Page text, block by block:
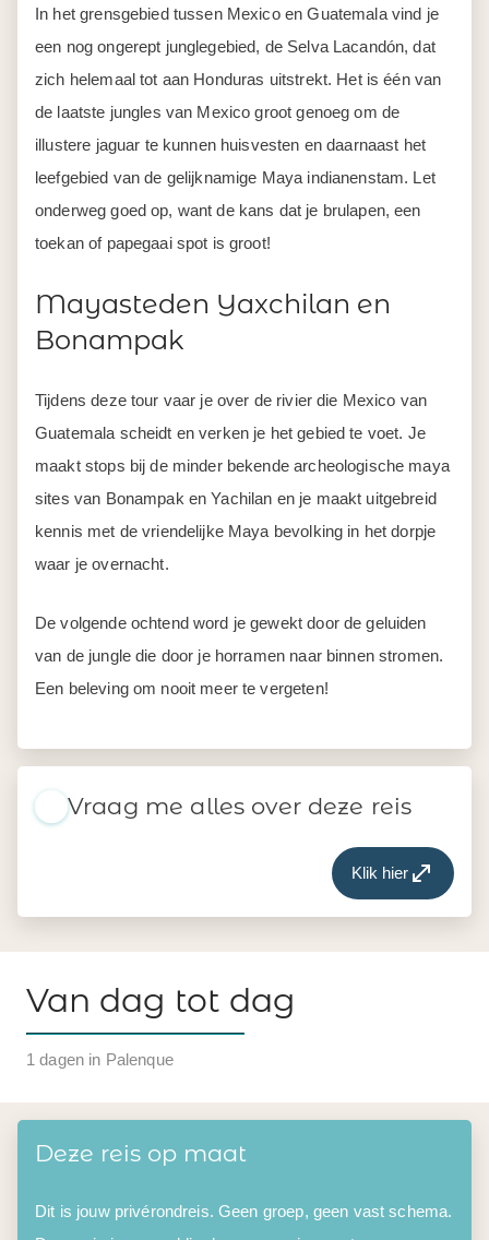
In het grensgebied tussen Mexico en Guatemala vind je
een nog ongerept junglegebied, de Selva Lacandón, dat
zich helemaal tot aan Honduras uitstrekt. Het is één van
de laatste jungles van Mexico groot genoeg om de
illustere jaguar te kunnen huisvesten en daarnaast het
leefgebied van de gelijknamige Maya indianenstam. Let
onderweg goed op, want de kans dat je brulapen, een
toekan of papegaai spot is groot!
Mayasteden Yaxchilan en
Bonampak
Tijdens deze tour vaar je over de rivier die Mexico van
Guatemala scheidt en verken je het gebied te voet. Je
maakt stops bij de minder bekende archeologische maya
sites van Bonampak en Yachilan en je maakt uitgebreid
kennis met de vriendelijke Maya bevolking in het dorpje
waar je overnacht.
De volgende ochtend word je gewekt door de geluiden
van de jungle die door je horramen naar binnen stromen.
Een beleving om nooit meer te vergeten!
Vraag me alles over deze reis
Klik hier
Van dag tot dag
1 dagen in Palenque
Deze reis op maat
Dit is jouw privérondreis. Geen groep, geen vast schema.